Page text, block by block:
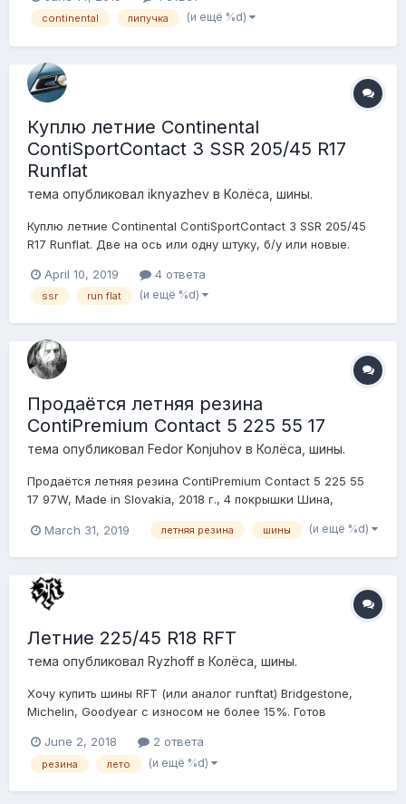
(подтверждено). Конечно видно какие покрышки стояли на
continental липучка (и ещё %d)
Куплю летние Continental
ContiSportContact 3 SSR 205/45 R17
Runflat
тема опубликовал iknyazhev в Колёса, шины.
Куплю летние Continental ContiSportContact 3 SSR 205/45
R17 Runflat. Две на ось или одну штуку, б/у или новые.
April 10, 2019 4 ответа
ssr run flat (и ещё %d)
Продаётся летняя резина
ContiPremium Contact 5 225 55 17
тема опубликовал Fedor Konjuhov в Колёса, шины.
Продаётся летняя резина ContiPremium Contact 5 225 55
17 97W, Made in Slovakia, 2018 г., 4 покрышки Шина,
использования в штатной комплектации своих
March 31, 2019 летняя резина шины (и ещё %d)
Летние 225/45 R18 RFT
тема опубликовал Ryzhoff в Колёса, шины.
Хочу купить шины RFT (или аналог runftat) Bridgestone,
Michelin, Goodyear с износом не более 15%. Готов
June 2, 2018
2 ответа
резина лето (и ещё %d)